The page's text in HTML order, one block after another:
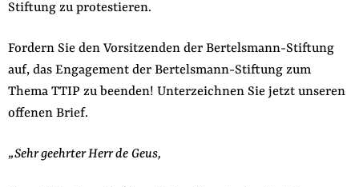
Stiftung zu protestieren.
Fordern Sie den Vorsitzenden der Bertelsmann-Stiftung
auf, das Engagement der Bertelsmann-Stiftung zum
Thema TTIP zu beenden! Unterzeichnen Sie jetzt unseren
offenen Brief.
„Sehr geehrter Herr de Geus,